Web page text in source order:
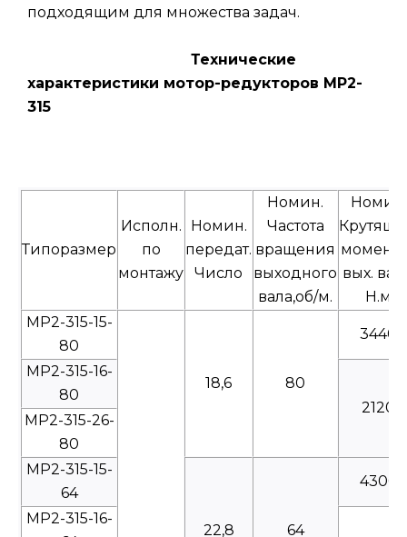
подходящим для множества задач.
Технические
характеристики мотор-редукторов МР2-
315
Типоразмер
Исполн.
по
монтажу
Номин.
передат.
Число
Номин.
Частота
вращения
выходного
вала,об/м.
Номин.
вых.
Н.м
МР2-315-15-
80
18,6 80
3440
МР2-315-16-
80
2120
МР2-315-26-
80
МР2-315-15-
64
22,8 64
4300
МР2-315-16-